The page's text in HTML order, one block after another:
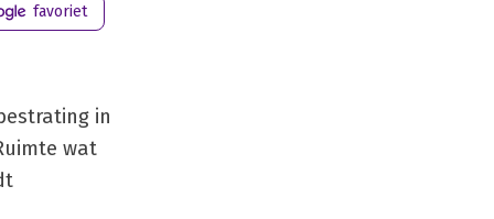
favoriet
in
wat